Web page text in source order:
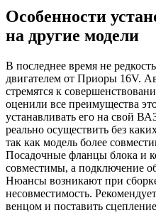
Особенности
на другие модели
В последнее время не
двигателем от Приоры 16V.
стремятся к
оценили все преимущества
устанавливать его на свой
реально осуществить без
так как модель более
Посадочные фланцы блока и
совместимы, а подключение
Нюансы возникают при
несовместимость.
венцом и поставить